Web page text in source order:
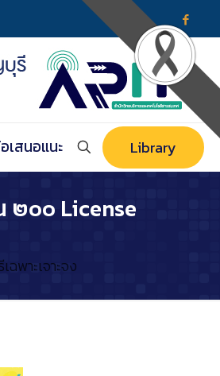
เสนอแนะ Library
๒๐๐ License
พาะเจาะจง